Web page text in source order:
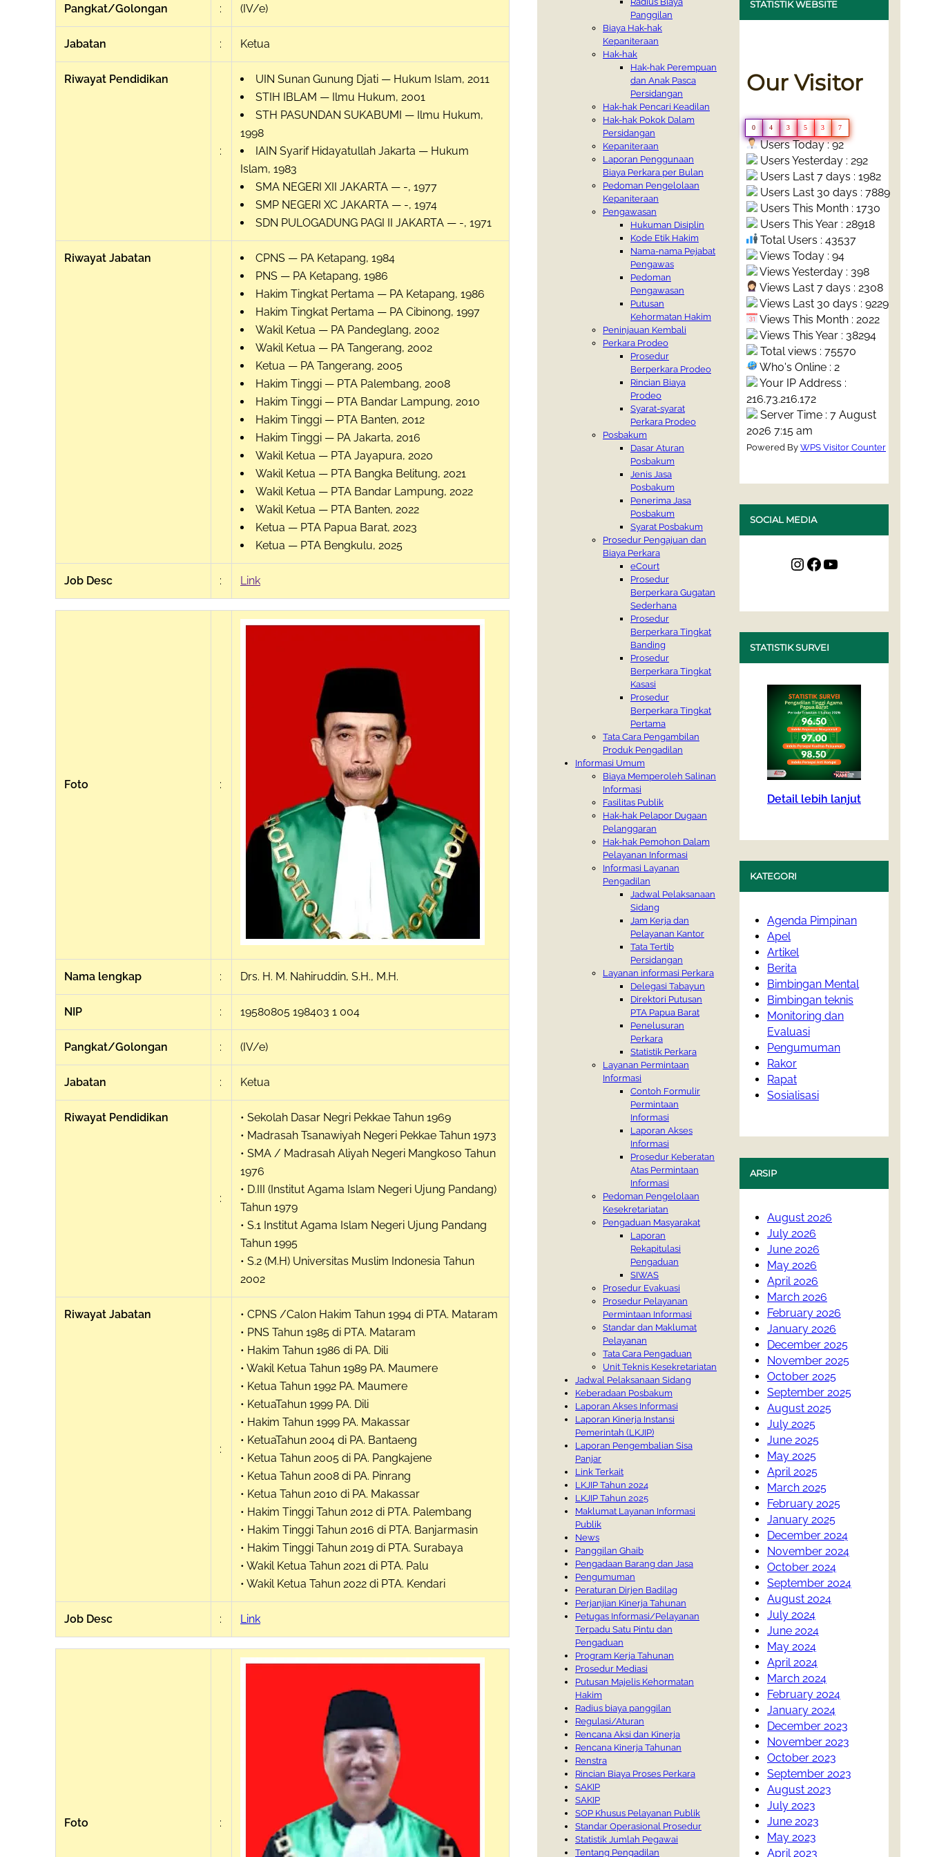
Pangkat/Golongan : (IV/e)
Jabatan : Ketua
Riwayat Pendidikan
:
UIN Sunan Gunung Djati — Hukum Islam, 2011
STIH IBLAM — Ilmu Hukum, 2001
STH PASUNDAN SUKABUMI — Ilmu Hukum,
1998
IAIN Syarif Hidayatullah Jakarta — Hukum
Islam, 1983
SMA NEGERI XII JAKARTA — -, 1977
SMP NEGERI XC JAKARTA — -, 1974
SDN PULOGADUNG PAGI II JAKARTA — -, 1971
Riwayat Jabatan CPNS — PA Ketapang, 1984
PNS — PA Ketapang, 1986
Hakim Tingkat Pertama — PA Ketapang, 1986
Hakim Tingkat Pertama — PA Cibinong, 1997
Wakil Ketua — PA Pandeglang, 2002
Wakil Ketua — PA Tangerang, 2002
Ketua — PA Tangerang, 2005
Hakim Tinggi — PTA Palembang, 2008
Hakim Tinggi — PTA Bandar Lampung, 2010
Hakim Tinggi — PTA Banten, 2012
Hakim Tinggi — PA Jakarta, 2016
Wakil Ketua — PTA Jayapura, 2020
Wakil Ketua — PTA Bangka Belitung, 2021
Wakil Ketua — PTA Bandar Lampung, 2022
Wakil Ketua — PTA Banten, 2022
Ketua — PTA Papua Barat, 2023
Ketua — PTA Bengkulu, 2025
Job Desc : Link
Foto :
Nama lengkap : Drs. H. M. Nahiruddin, S.H., M.H.
NIP : 19580805 198403 1 004
Pangkat/Golongan : (IV/e)
Jabatan : Ketua
Riwayat Pendidikan
:
• Sekolah Dasar Negri Pekkae Tahun 1969
• Madrasah Tsanawiyah Negeri Pekkae Tahun 1973
• SMA / Madrasah Aliyah Negeri Mangkoso Tahun
1976
• D.III (Institut Agama Islam Negeri Ujung Pandang)
Tahun 1979
• S.1 Institut Agama Islam Negeri Ujung Pandang
Tahun 1995
• S.2 (M.H) Universitas Muslim Indonesia Tahun
2002
Riwayat Jabatan
:
• CPNS /Calon Hakim Tahun 1994 di PTA. Mataram
• PNS Tahun 1985 di PTA. Mataram
• Hakim Tahun 1986 di PA. Dili
• Wakil Ketua Tahun 1989 PA. Maumere
• Ketua Tahun 1992 PA. Maumere
• KetuaTahun 1999 PA. Dili
• Hakim Tahun 1999 PA. Makassar
• KetuaTahun 2004 di PA. Bantaeng
• Ketua Tahun 2005 di PA. Pangkajene
• Ketua Tahun 2008 di PA. Pinrang
• Ketua Tahun 2010 di PA. Makassar
• Hakim Tinggi Tahun 2012 di PTA. Palembang
• Hakim Tinggi Tahun 2016 di PTA. Banjarmasin
• Hakim Tinggi Tahun 2019 di PTA. Surabaya
• Wakil Ketua Tahun 2021 di PTA. Palu
• Wakil Ketua Tahun 2022 di PTA. Kendari
Job Desc : Link
Foto :
Panggilan
Biaya Hak-hak
Kepaniteraan
Hak-hak
Hak-hak Perempuan
dan Anak Pasca
Persidangan
Hak-hak Pencari Keadilan
Hak-hak Pokok Dalam
Persidangan
Kepaniteraan
Laporan Penggunaan
Biaya Perkara per Bulan
Pedoman Pengelolaan
Kepaniteraan
Pengawasan
Hukuman Disiplin
Kode Etik Hakim
Nama-nama Pejabat
Pengawas
Pedoman
Pengawasan
Putusan
Kehormatan Hakim
Peninjauan Kembali
Perkara Prodeo
Prosedur
Berperkara Prodeo
Rincian Biaya
Prodeo
Syarat-syarat
Perkara Prodeo
Posbakum
Dasar Aturan
Posbakum
Jenis Jasa
Posbakum
Penerima Jasa
Posbakum
Syarat Posbakum
Prosedur Pengajuan dan
Biaya Perkara
eCourt
Prosedur
Berperkara Gugatan
Sederhana
Prosedur
Berperkara Tingkat
Banding
Prosedur
Berperkara Tingkat
Kasasi
Prosedur
Berperkara Tingkat
Pertama
Tata Cara Pengambilan
Produk Pengadilan
Informasi Umum
Biaya Memperoleh Salinan
Informasi
Fasilitas Publik
Hak-hak Pelapor Dugaan
Pelanggaran
Hak-hak Pemohon Dalam
Pelayanan Informasi
Informasi Layanan
Pengadilan
Jadwal Pelaksanaan
Sidang
Jam Kerja dan
Pelayanan Kantor
Tata Tertib
Persidangan
Layanan informasi Perkara
Delegasi Tabayun
Direktori Putusan
PTA Papua Barat
Penelusuran
Perkara
Statistik Perkara
Layanan Permintaan
Informasi
Contoh Formulir
Permintaan
Informasi
Laporan Akses
Informasi
Prosedur Keberatan
Atas Permintaan
Informasi
Pedoman Pengelolaan
Kesekretariatan
Pengaduan Masyarakat
Laporan
Rekapitulasi
Pengaduan
SIWAS
Prosedur Evakuasi
Prosedur Pelayanan
Permintaan Informasi
Standar dan Maklumat
Pelayanan
Tata Cara Pengaduan
Unit Teknis Kesekretariatan
Jadwal Pelaksanaan Sidang
Keberadaan Posbakum
Laporan Akses Informasi
Laporan Kinerja Instansi
Pemerintah (LKJIP)
Laporan Pengembalian Sisa
Panjar
Link Terkait
LKJIP Tahun 2024
LKJIP Tahun 2025
Maklumat Layanan Informasi
Publik
News
Panggilan Ghaib
Pengadaan Barang dan Jasa
Pengumuman
Peraturan Dirjen Badilag
Perjanjian Kinerja Tahunan
Petugas Informasi/Pelayanan
Terpadu Satu Pintu dan
Pengaduan
Program Kerja Tahunan
Prosedur Mediasi
Putusan Majelis Kehormatan
Hakim
Radius biaya panggilan
Regulasi/Aturan
Rencana Aksi dan Kinerja
Rencana Kinerja Tahunan
Renstra
Rincian Biaya Proses Perkara
SAKIP
SAKIP
SOP Khusus Pelayanan Publik
Standar Operasional Prosedur
Statistik Jumlah Pegawai
Tentang Pengadilan
STATISTIK WEBSITE
Our Visitor
0 4 3 5 3 7
Users Today : 92
Users Yesterday : 292
Users Last 7 days : 1982
Users Last 30 days : 7889
Users This Month : 1730
Users This Year : 28918
Total Users : 43537
Views Today : 94
Views Yesterday : 398
Views Last 7 days : 2308
Views Last 30 days : 9229
Views This Month : 2022
Views This Year : 38294
Total views : 75570
Who's Online : 2
Your IP Address :
216.73.216.172
Server Time : 7 August
2026 7:15 am
Powered By WPS Visitor Counter
SOCIAL MEDIA
InstagramFacebook YouTube
STATISTIK SURVEI
Detail lebih lanjut
KATEGORI
Agenda Pimpinan
Apel
Artikel
Berita
Bimbingan Mental
Bimbingan teknis
Monitoring dan
Evaluasi
Pengumuman
Rakor
Rapat
Sosialisasi
ARSIP
August 2026
July 2026
June 2026
May 2026
April 2026
March 2026
February 2026
January 2026
December 2025
November 2025
October 2025
September 2025
August 2025
July 2025
June 2025
May 2025
April 2025
March 2025
February 2025
January 2025
December 2024
November 2024
October 2024
September 2024
August 2024
July 2024
June 2024
May 2024
April 2024
March 2024
February 2024
January 2024
December 2023
November 2023
October 2023
September 2023
August 2023
July 2023
June 2023
May 2023
April 2023